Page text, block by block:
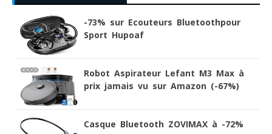
-73% sur Ecouteurs Bluetoothpour
Sport Hupoaf
Robot Aspirateur Lefant M3 Max à
prix jamais vu sur Amazon (-67%)
Casque Bluetooth ZOVIMAX à -72%